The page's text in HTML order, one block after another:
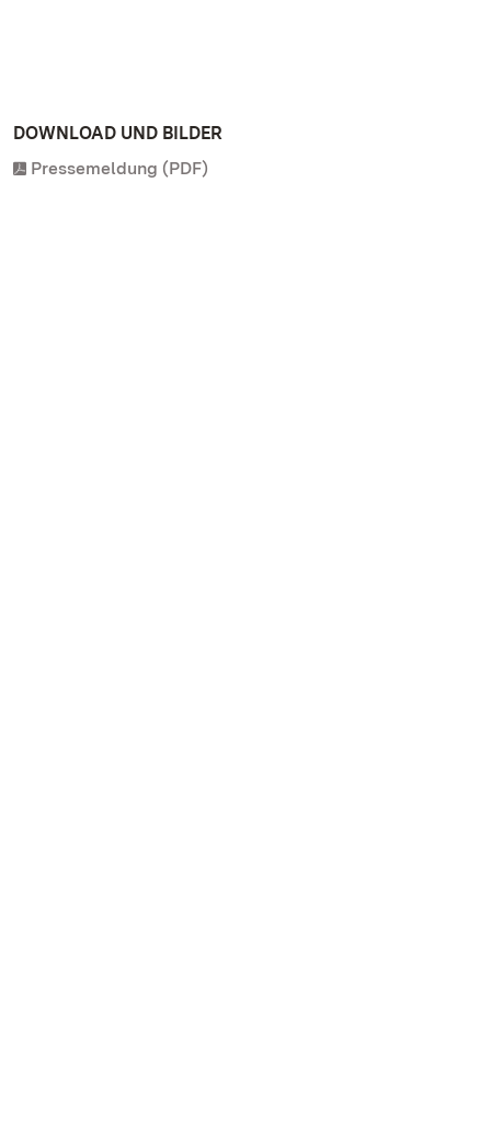
DOWNLOAD UND BILDER
Pressemeldung (PDF)